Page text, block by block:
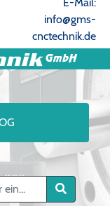
info@gms-
cnctechnik.de